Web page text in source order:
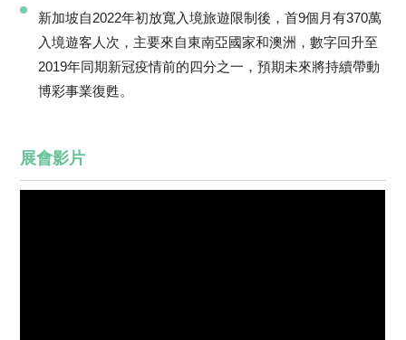
新加坡自2022年初放寬入境旅遊限制後，首9個月有370萬
入境遊客人次，主要來自東南亞國家和澳洲，數字回升至
2019年同期新冠疫情前的四分之一，預期未來將持續帶動
博彩事業復甦。
展會影片